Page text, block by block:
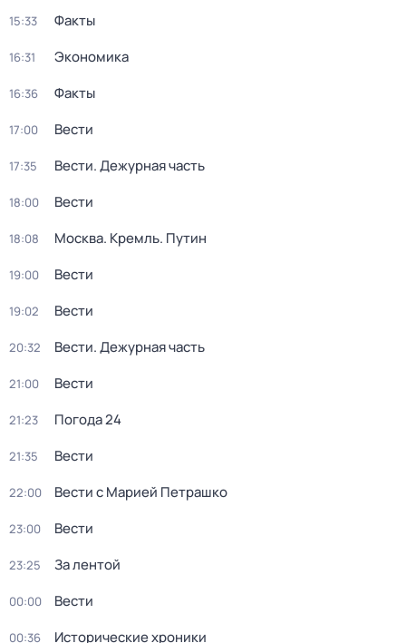
15:33 Факты
16:31 Экономика
16:36 Факты
17:00 Вести
17:35 Вести. Дежурная часть
18:00 Вести
18:08 Москва. Кремль. Путин
19:00 Вести
19:02 Вести
20:32 Вести. Дежурная часть
21:00 Вести
21:23 Погода 24
21:35 Вести
22:00 Вести с Марией Петрашко
23:00 Вести
23:25 За лентой
00:00 Вести
00:36 Исторические хроники